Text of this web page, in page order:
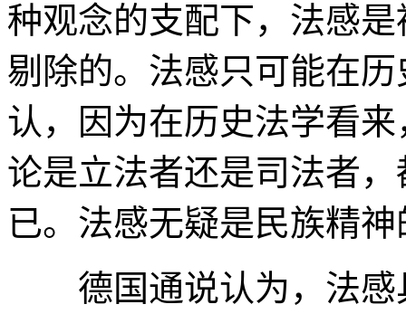
种观念的支配下，法感
剔除的。法感只可能在
认，因为在历史法学看
论是立法者还是司法者
已。法感无疑是民族精
德国通说认为，法感